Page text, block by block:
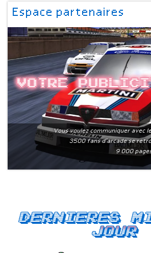
Espace partenaires
Votre
Vous voulez communiquer avec
3500 fans d'arcade se
9 000
Dernieres
jour